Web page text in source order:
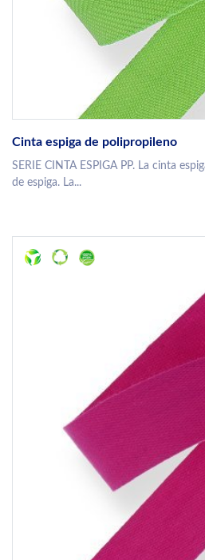
Cinta espiga de polipropileno
SERIE CINTA ESPIGA PP. La cinta
de espiga. La...